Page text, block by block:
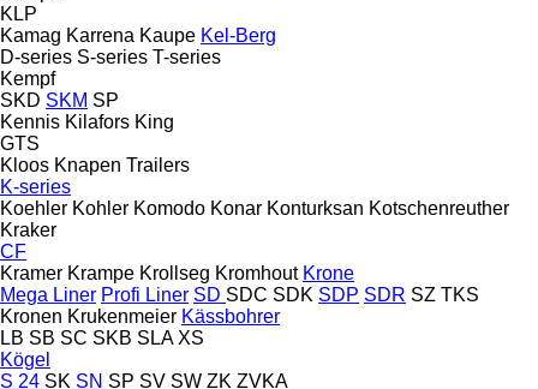
KLP
Kamag Karrena Kaupe Kel-Berg
D-series S-series T-series
Kempf
SKD SKM SP
Kennis Kilafors King
GTS
Kloos Knapen Trailers
K-series
Koehler Kohler Komodo Konar Konturksan Kotschenreuther
Kraker
CF
Kramer Krampe Krollseg Kromhout Krone
Mega Liner Profi Liner SD SDC SDK SDP SDR SZ TKS
Kronen Krukenmeier Kässbohrer
LB SB SC SKB SLA XS
Kögel
S 24 SK SN SP SV SW ZK ZVKA